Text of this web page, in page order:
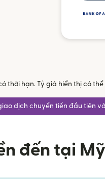
thời hạn. Tỷ giá hiển thị có
dịch chuyển tiền đầu tiên
đến tại Mỹ